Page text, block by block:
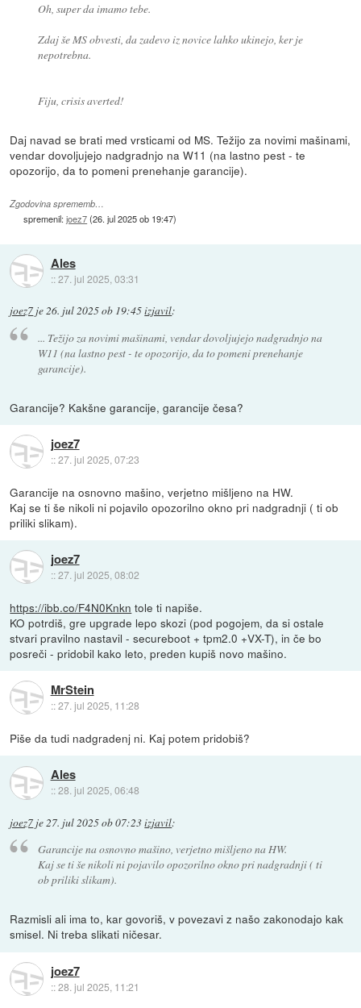
Oh, super da imamo tebe.
Zdaj še MS obvesti, da zadevo iz novice lahko ukinejo, ker je
nepotrebna.
Fiju, crisis averted!
Daj navad se brati med vrsticami od MS. Težijo za novimi mašinami,
vendar dovoljujejo nadgradnjo na W11 (na lastno pest - te
opozorijo, da to pomeni prenehanje garancije).
Zgodovina sprememb…
spremenil:joez7(26. jul 2025 ob 19:47)
Ales
::27. jul 2025, 03:31
joez7 je26. jul 2025 ob 19:45izjavil:
... Težijo za novimi mašinami, vendar dovoljujejo nadgradnjo na
W11 (na lastno pest - te opozorijo, da to pomeni prenehanje
garancije).
Garancije? Kakšne garancije, garancije česa?
joez7
::27. jul 2025, 07:23
Garancije na osnovno mašino, verjetno mišljeno na HW.
Kaj se ti še nikoli ni pojavilo opozorilno okno pri nadgradnji ( ti ob
priliki slikam).
joez7
::27. jul 2025, 08:02
https://ibb.co/F4N0Knkn tole ti napiše.
KO potrdiš, gre upgrade lepo skozi (pod pogojem, da si ostale
stvari pravilno nastavil - secureboot + tpm2.0 +VX-T), in če bo
posreči - pridobil kako leto, preden kupiš novo mašino.
MrStein
::27. jul 2025, 11:28
Piše da tudi nadgradenj ni. Kaj potem pridobiš?
Ales
::28. jul 2025, 06:48
joez7 je27. jul 2025 ob 07:23izjavil:
Garancije na osnovno mašino, verjetno mišljeno na HW.
Kaj se ti še nikoli ni pojavilo opozorilno okno pri nadgradnji ( ti
ob priliki slikam).
Razmisli ali ima to, kar govoriš, v povezavi z našo zakonodajo kak
smisel. Ni treba slikati ničesar.
joez7
::28. jul 2025, 11:21